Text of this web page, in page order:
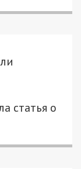
21992
проще